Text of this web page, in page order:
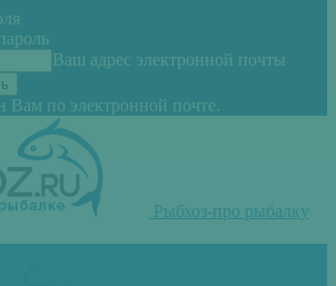
Ваш адрес электронной почты
Вам по электронной почте.
Рыбхоз-про рыбалку